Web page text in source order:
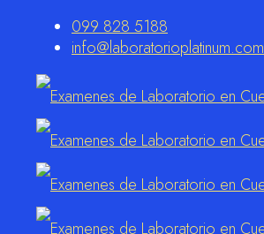
099 828 5188
info@laboratorioplatinum.com